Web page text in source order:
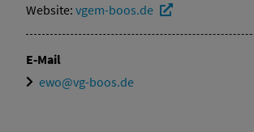
Website: vgem-boos.de
E-Mail
ewo@vg-boos.de